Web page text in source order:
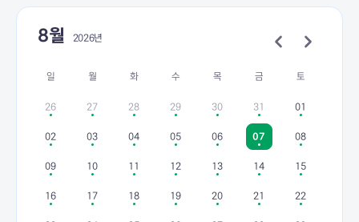
8월 2026년
일 월 화 수 목 금 토
26 27 28 29 30 31 01
02 03 04 05 06 07 08
09 10 11 12 13 14 15
16 17 18 19 20 21 22